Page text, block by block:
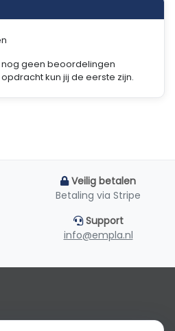
geen beoordelingen
kun jij de eerste zijn.
Veilig betalen
Betaling via Stripe
Support
info@empla.nl